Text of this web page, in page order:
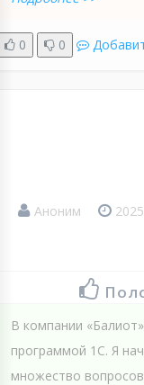
0 0
Аноним
В компании
программой 1С. Я
множество